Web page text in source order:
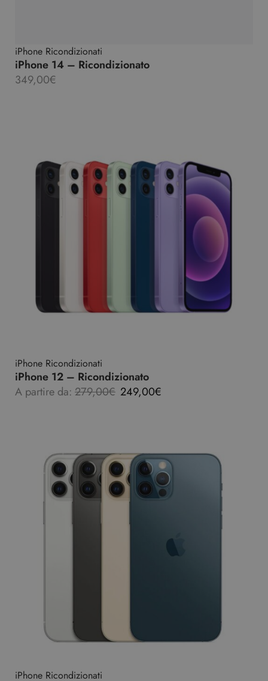
iPhone Ricondizionati
iPhone 14 – Ricondizionato
349,00€
iPhone Ricondizionati
iPhone 12 – Ricondizionato
A partire da: 279,00€ 249,00€
iPhone Ricondizionati